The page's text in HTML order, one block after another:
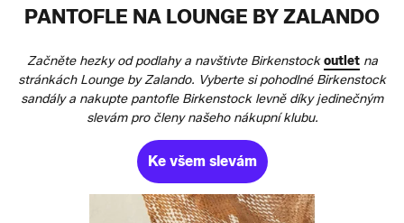
PANTOFLE NA LOUNGE BY ZALANDO
Začněte hezky od podlahy a navštivte Birkenstockoutletna
stránkách Lounge by Zalando. Vyberte si pohodlné Birkenstock
sandály a nakupte pantofle Birkenstock levně díky jedinečným
slevám pro členy našeho nákupní klubu.
Ke všem slevám